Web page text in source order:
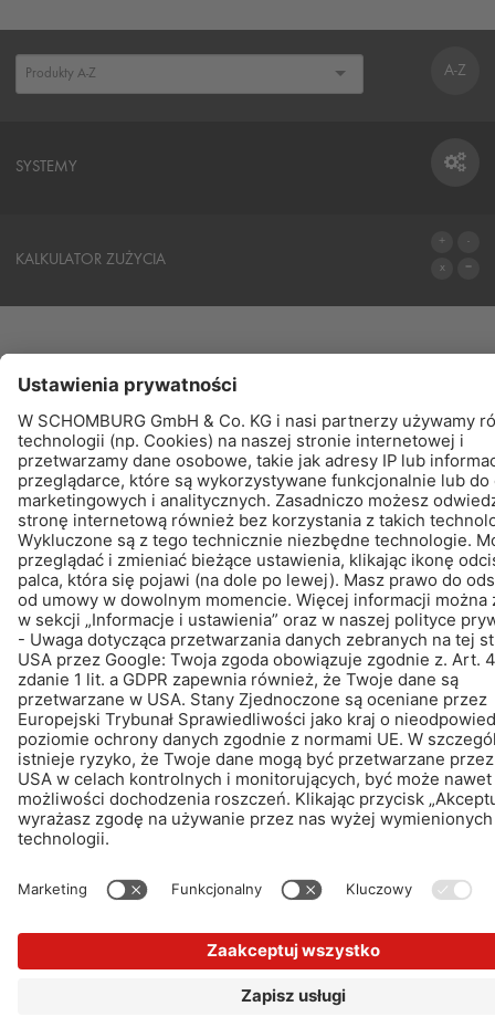
A-Z
SYSTEMY
KALKULATOR ZUŻYCIA
DO KALKULATORA
PRODUKTY
ZNAJDŹ – KUP - POINFORMUJ
© Schomburg. Noty prawne|POLITYKA PRYWATNOŚCI
Projektowanie i rozwój +| LOUIS INTERNET